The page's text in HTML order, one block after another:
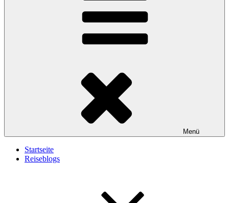
Menü
Startseite
Reiseblogs